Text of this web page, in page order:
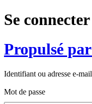
Se connecter
Propulsé
Identifiant ou adresse e-mail
Mot de passe